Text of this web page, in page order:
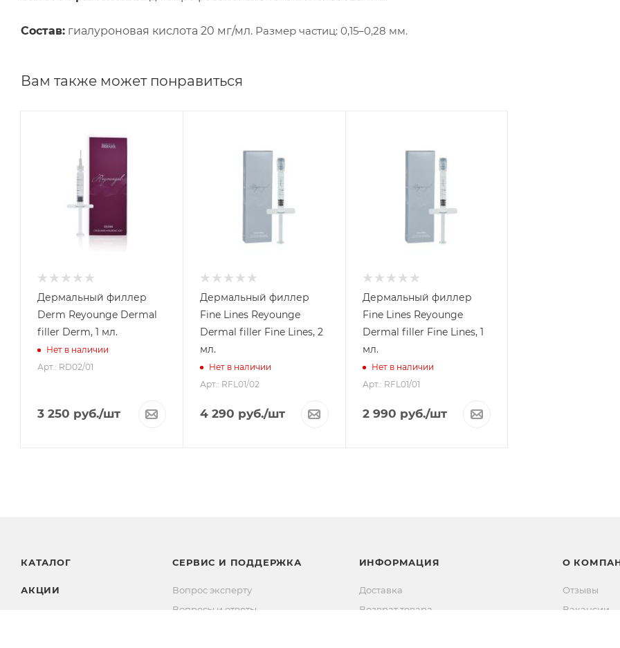
Состав: гиалуроновая кислота 20 мг/мл. Размер частиц: 0,15–0,28 мм.
Вам также может понравиться
Дермальный филлер
Derm Reyounge Dermal
filler Derm, 1 мл.
Нет в наличии
Арт.: RD02/01
3 250 руб./шт
Дермальный филлер
Fine Lines Reyounge
Dermal filler Fine Lines, 2
мл.
Нет в наличии
Арт.: RFL01/02
4 290 руб./шт
Дермальный филлер
Fine Lines Reyounge
Dermal filler Fine Lines, 1
мл.
Нет в наличии
Арт.: RFL01/01
2 990 руб./шт
КАТАЛОГ
АКЦИИ
СЕРВИС И ПОДДЕРЖКА
Вопрос эксперту
Вопросы и ответы
ИНФОРМАЦИЯ
Доставка
Возврат товара
О
Отзывы
Вакансии